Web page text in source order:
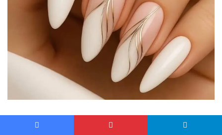
Pour recréer cette merveille, je